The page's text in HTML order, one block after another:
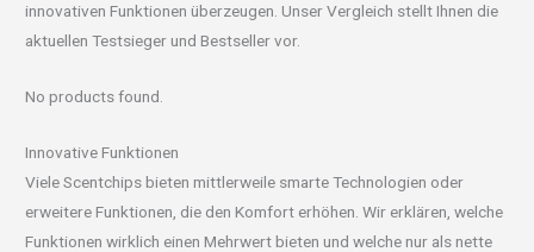
innovativen Funktionen überzeugen. Unser Vergleich stellt Ihnen die
aktuellen Testsieger und Bestseller vor.
No products found.
Innovative Funktionen
Viele Scentchips bieten mittlerweile smarte Technologien oder
erweitere Funktionen, die den Komfort erhöhen. Wir erklären, welche
Funktionen wirklich einen Mehrwert bieten und welche nur als nette